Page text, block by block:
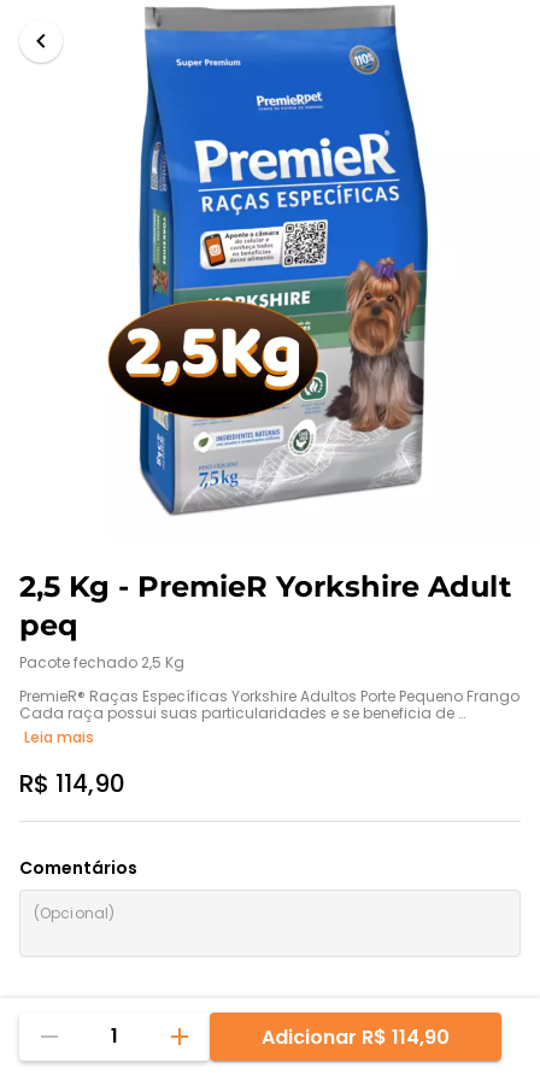
2,5 Kg - PremieR Yorkshire Adult
peq
Pacote fechado 2,5 Kg
PremieR® Raças Específicas Yorkshire Adultos Porte Pequeno Frango
Cada raça possui suas particularidades e se beneficia de
cuidados especiais.
Desenvolvida com ingredientes nobres e alta tecnologia, oferece
problemas de saúde das raças e auxiliar para o pleno
desenvolvimento de suas características típicas desejáveis.
Leia mais
R$ 114,90
Comentários
1 Adicionar R$ 114,90